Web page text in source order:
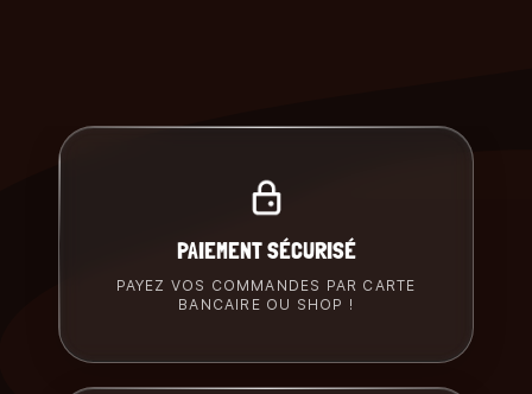
PAIEMENT SÉCURISÉ
PAYEZ VOS COMMANDES PAR CARTE
BANCAIRE OU SHOP !